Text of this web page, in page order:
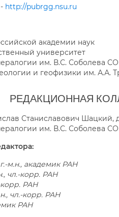
http://pubrgg.nsu.ru
академии наук
университет
им. В.С. Соболева
и геофизики им. А.А.
РЕДАКЦИОННАЯ
Станиславович Шацкий,
им. В.С. Соболева
м.н., академик РАН
чл.-корр. РАН
корр. РАН
чл.-корр. РАН
РАН